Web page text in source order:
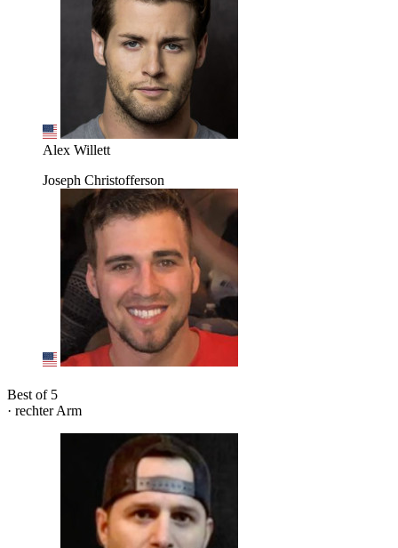
Alex Willett
Joseph Christofferson
Best of 5
· rechter Arm